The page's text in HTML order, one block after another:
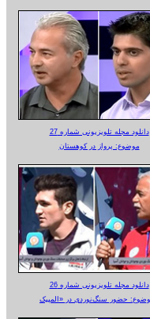
دانلود مجله تلویزیونی شماره 27
موضوع: پرواز در کوهستان
دانلود مجله تلویزیونی شماره 26